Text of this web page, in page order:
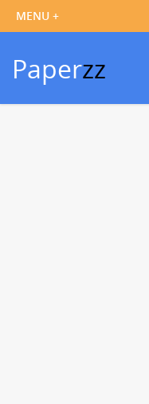
Paperzz